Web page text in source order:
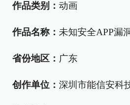
作品类别： 动画
作品名称： 未知安全APP漏
省份地区： 广东
创作单位： 深圳市能信安科